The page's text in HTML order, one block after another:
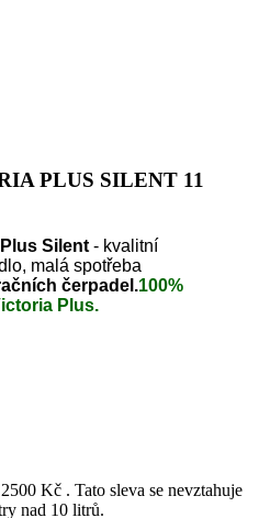
PLUS SILENT 11
Silent- kvalitní
malá spotřeba
čerpadel.100%
Plus.
Kč . Tato sleva se nevztahuje
nad 10 litrů.